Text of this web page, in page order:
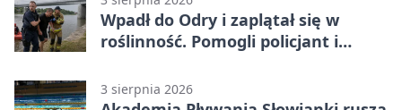
Wpadł do Odry i zaplątał się w
roślinność. Pomogli policjant i
3 sierpnia 2026